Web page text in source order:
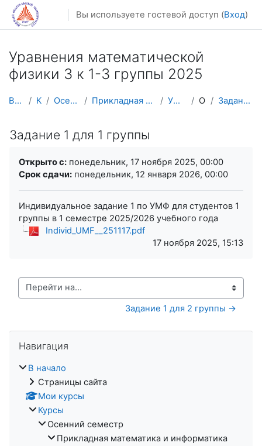
Перейти к основному содержанию
Вы используете гостевой доступ (Вход)
Уравнения математической
физики 3 к 1-3 группы 2025
В начало Курсы Осенний семестр Прикладная математика и информатика УМФ 1-3 2025 Общее Задание 1 для 1 группы
Задание 1 для 1 группы
Открыто с: понедельник, 17 ноября 2025, 00:00
Срок сдачи: понедельник, 12 января 2026, 00:00
Индивидуальное задание 1 по УМФ для студентов 1
группы в 1 семестре 2025/2026 учебного года
Individ_UMF__251117.pdf
17 ноября 2025, 15:13
Перейти на...
Задание 1 для 2 группы →
Навигация
В начало
Страницы сайта
Мои курсы
Курсы
Осенний семестр
Прикладная математика и информатика